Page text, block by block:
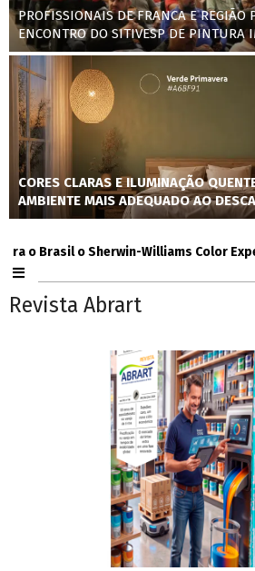
PROFISSIONAIS DE FRANCA E REGIÃO
ENCONTRO DO SITIVESP DE PINTURA
CORES CLARAS E ILUMINAÇÃO
AMBIENTE MAIS ADEQUADO AO
o Sherwin-Williams Color
Revista Abrart